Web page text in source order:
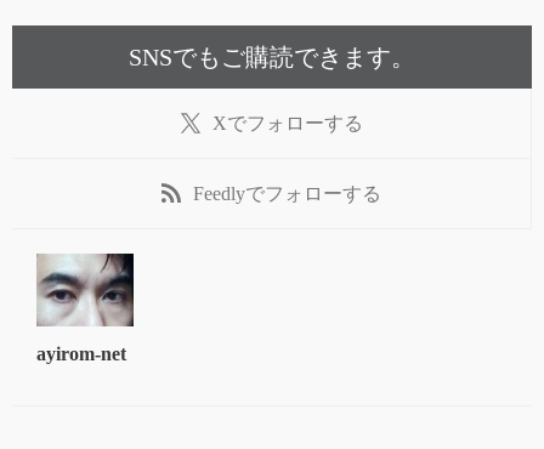
SNSでもご購読できます。
Xでフォローする
Feedlyでフォローする
ayirom-net